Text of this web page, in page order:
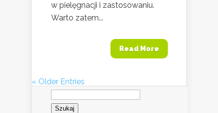
w pielęgnacji i zastosowaniu.
Warto zatem...
Read More
« Older Entries
Szukaj: